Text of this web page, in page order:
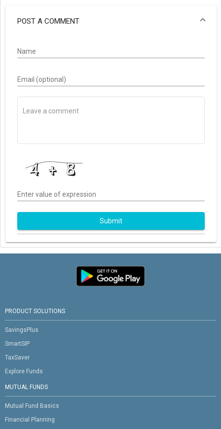
POST A COMMENT
Name
Email (optional)
Enter value of expression
Submit
PRODUCT SOLUTIONS
SavingsPlus
SmartSIP
TaxSaver
Explore Funds
MUTUAL FUNDS
Mutual Fund Basics
Financial Planning